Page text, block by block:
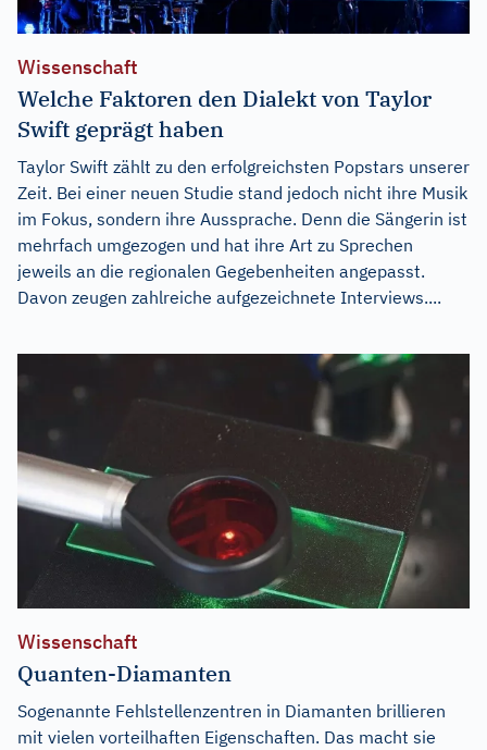
Wissenschaft
Welche Faktoren den Dialekt von Taylor
Swift geprägt haben
Taylor Swift zählt zu den erfolgreichsten Popstars unserer
Zeit. Bei einer neuen Studie stand jedoch nicht ihre Musik
im Fokus, sondern ihre Aussprache. Denn die Sängerin ist
mehrfach umgezogen und hat ihre Art zu Sprechen
jeweils an die regionalen Gegebenheiten angepasst.
Davon zeugen zahlreiche aufgezeichnete Interviews....
Wissenschaft
Quanten-Diamanten
Sogenannte Fehlstellenzentren in Diamanten brillieren
mit vielen vorteilhaften Eigenschaften. Das macht sie